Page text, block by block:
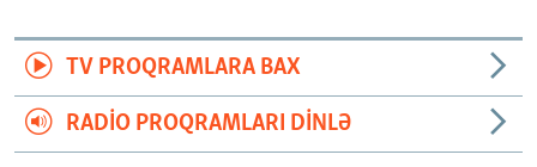
TV PROQRAMLARA BAX
RADIO PROQRAMLARI DINLƏ